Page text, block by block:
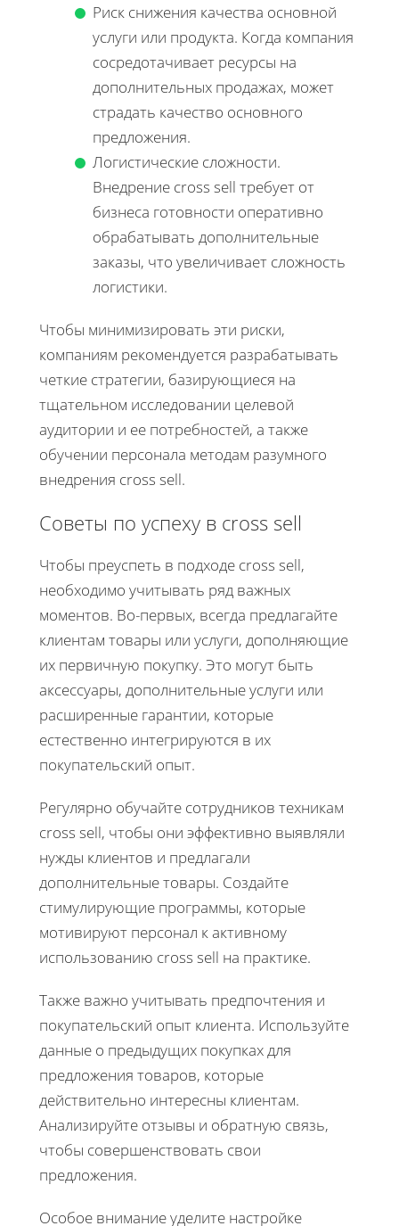
Риск снижения качества основной
услуги или продукта. Когда компания
сосредотачивает ресурсы на
дополнительных продажах, может
страдать качество основного
предложения.
Логистические сложности.
Внедрение cross sell требует от
бизнеса готовности оперативно
обрабатывать дополнительные
заказы, что увеличивает сложность
логистики.
Чтобы минимизировать эти риски,
компаниям рекомендуется разрабатывать
четкие стратегии, базирующиеся на
тщательном исследовании целевой
аудитории и ее потребностей, а также
обучении персонала методам разумного
внедрения cross sell.
Советы по успеху в cross sell
Чтобы преуспеть в подходе cross sell,
необходимо учитывать ряд важных
моментов. Во-первых, всегда предлагайте
клиентам товары или услуги, дополняющие
их первичную покупку. Это могут быть
аксессуары, дополнительные услуги или
расширенные гарантии, которые
естественно интегрируются в их
покупательский опыт.
Регулярно обучайте сотрудников техникам
cross sell, чтобы они эффективно выявляли
нужды клиентов и предлагали
дополнительные товары. Создайте
стимулирующие программы, которые
мотивируют персонал к активному
использованию cross sell на практике.
Также важно учитывать предпочтения и
покупательский опыт клиента. Используйте
данные о предыдущих покупках для
предложения товаров, которые
действительно интересны клиентам.
Анализируйте отзывы и обратную связь,
чтобы совершенствовать свои
предложения.
Особое внимание уделите настройке